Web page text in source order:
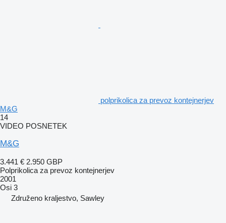
polprikolica za prevoz kontejnerjev
M&G
14
VIDEO POSNETEK
M&G
3.441 € 2.950 GBP
Polprikolica za prevoz kontejnerjev
2001
Osi 3
Združeno kraljestvo, Sawley